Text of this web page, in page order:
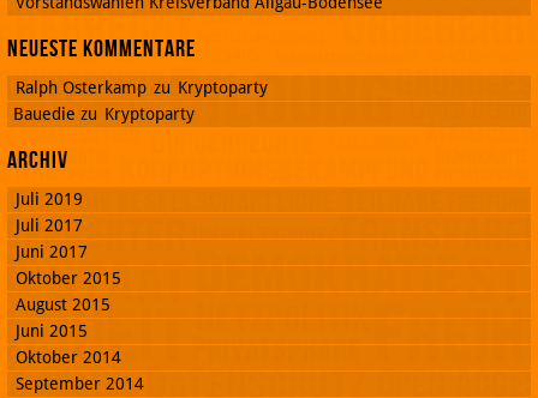
Neueste Kommentare
Ralph Osterkamp zu Kryptoparty
Bauedie zu Kryptoparty
Archiv
Juli 2019
Juli 2017
Juni 2017
Oktober 2015
August 2015
Juni 2015
Oktober 2014
September 2014